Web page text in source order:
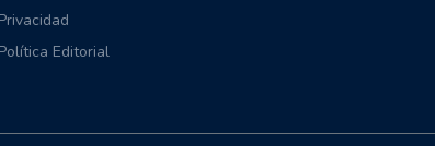
Privacidad
Política Editorial